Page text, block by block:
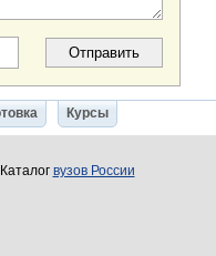
Курсы
вузов России